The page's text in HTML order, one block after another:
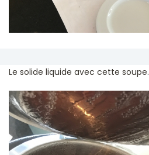
Le solide liquide avec cette soupe.